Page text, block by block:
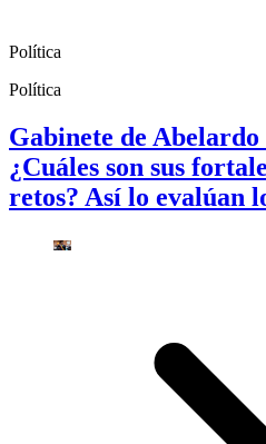
Política
Política
Gabinete de
¿Cuáles son sus
retos? Así lo evalúan